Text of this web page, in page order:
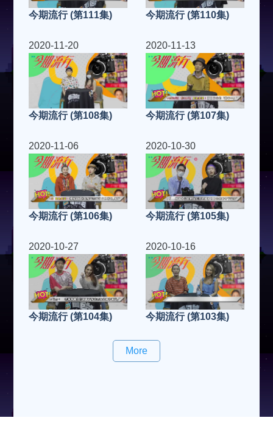
今期流行 (第111集) 今期流行 (第110集)
2020-11-20
今期流行 (第108集)
2020-11-13
今期流行 (第107集)
2020-11-06
今期流行 (第106集)
2020-10-30
今期流行 (第105集)
2020-10-27
今期流行 (第104集)
2020-10-16
今期流行 (第103集)
More